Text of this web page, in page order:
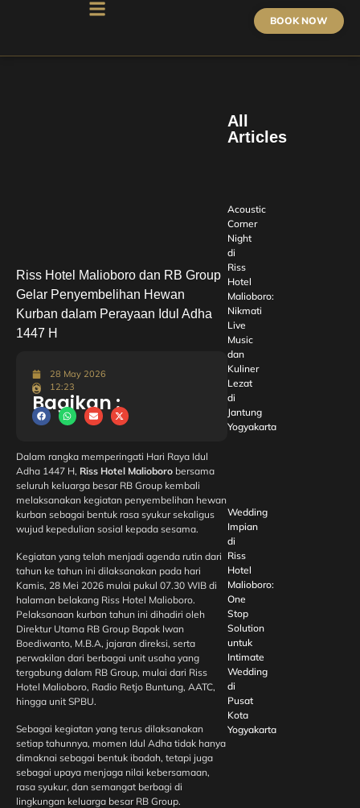
BOOK NOW
Riss Hotel Malioboro dan RB Group
Gelar Penyembelihan Hewan
Kurban dalam Perayaan Idul Adha
1447 H
28 May 2026
12:23
Bagikan :
Dalam rangka memperingati Hari Raya Idul
Adha 1447 H, Riss Hotel Malioboro bersama
seluruh keluarga besar RB Group kembali
melaksanakan kegiatan penyembelihan hewan
kurban sebagai bentuk rasa syukur sekaligus
wujud kepedulian sosial kepada sesama.
Kegiatan yang telah menjadi agenda rutin dari
tahun ke tahun ini dilaksanakan pada hari
Kamis, 28 Mei 2026 mulai pukul 07.30 WIB di
halaman belakang Riss Hotel Malioboro.
Pelaksanaan kurban tahun ini dihadiri oleh
Direktur Utama RB Group Bapak Iwan
Boediwanto, M.B.A, jajaran direksi, serta
perwakilan dari berbagai unit usaha yang
tergabung dalam RB Group, mulai dari Riss
Hotel Malioboro, Radio Retjo Buntung, AATC,
hingga unit SPBU.
Sebagai kegiatan yang terus dilaksanakan
setiap tahunnya, momen Idul Adha tidak hanya
dimaknai sebagai bentuk ibadah, tetapi juga
sebagai upaya menjaga nilai kebersamaan,
rasa syukur, dan semangat berbagi di
lingkungan keluarga besar RB Group.
All
Articles
Acoustic
Corner
Night
di
Riss
Hotel
Malioboro:
Nikmati
Live
Music
dan
Kuliner
Lezat
di
Jantung
Yogyakarta
Wedding
Impian
di
Riss
Hotel
Malioboro:
One
Stop
Solution
untuk
Intimate
Wedding
di
Pusat
Kota
Yogyakarta